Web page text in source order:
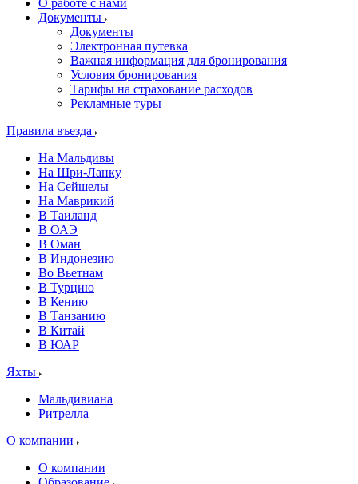
О работе с нами
Документы
Документы
Электронная путевка
Важная информация для бронирования
Условия бронирования
Тарифы на страхование расходов
Рекламные туры
Правила въезда
На Мальдивы
На Шри-Ланку
На Сейшелы
На Маврикий
В Таиланд
В ОАЭ
В Оман
В Индонезию
Во Вьетнам
В Турцию
В Кению
В Танзанию
В Китай
В ЮАР
Яхты
Мальдивиана
Ритрелла
О компании
О компании